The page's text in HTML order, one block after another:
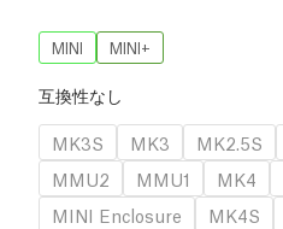
MINI MINI+
互換性なし
MK3S
MK3 MK2.5S
MMU2
MMU1 MK4
MINI Enclosure
MK4S